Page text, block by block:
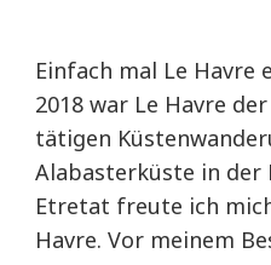
Einfach mal Le Havre
2018 war Le Havre
tätigen
Alabasterküste in der
Etretat freute ich
Havre. Vor meinem